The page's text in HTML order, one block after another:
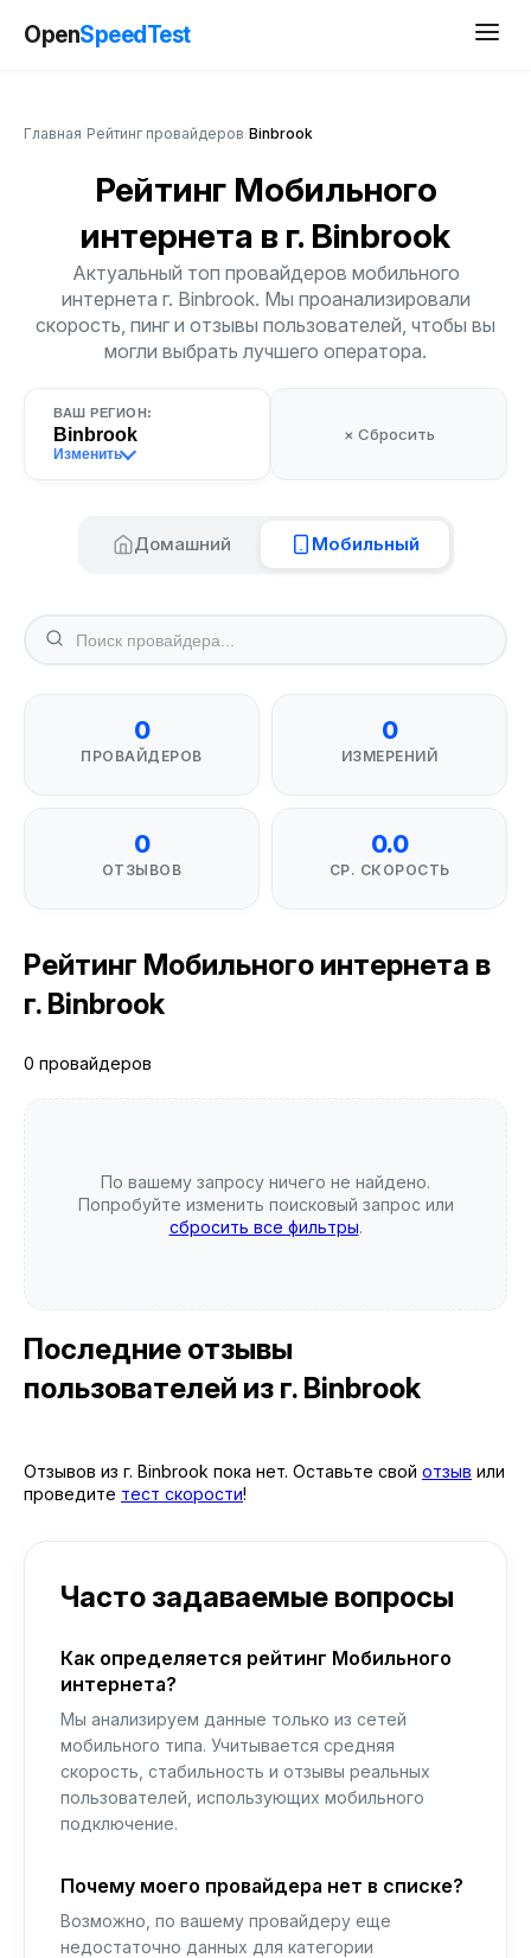
OpenSpeedTest
Главная Рейтинг провайдеров Binbrook
Рейтинг Мобильного
интернета в г. Binbrook
Актуальный топ провайдеров мобильного
интернета г. Binbrook. Мы проанализировали
скорость, пинг и отзывы пользователей, чтобы вы
могли выбрать лучшего оператора.
ВАШ РЕГИОН:
Binbrook
Изменить
× Сбросить
Домашний Мобильный
0
ПРОВАЙДЕРОВ
0
ИЗМЕРЕНИЙ
0
ОТЗЫВОВ
0.0
СР. СКОРОСТЬ
Рейтинг Мобильного интернета в
г. Binbrook
0 провайдеров
По вашему запросу ничего не найдено.
Попробуйте изменить поисковый запрос или
сбросить все фильтры.
Последние отзывы
пользователей из г. Binbrook
Отзывов из г. Binbrook пока нет. Оставьте свой отзыв или
проведите тест скорости!
Часто задаваемые вопросы
Как определяется рейтинг Мобильного
интернета?
Мы анализируем данные только из сетей
мобильного типа. Учитывается средняя
скорость, стабильность и отзывы реальных
пользователей, использующих мобильного
подключение.
Почему моего провайдера нет в списке?
Возможно, по вашему провайдеру еще
недостаточно данных для категории